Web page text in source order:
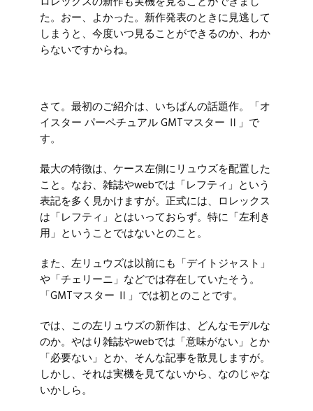
た。おー、よかった。新作発表のときに見逃して
しまうと、今度いつ見ることができるのか、わか
らないですからね。
さて。最初のご紹介は、いちばんの話題作。「オ
イスター パーペチュアル GMTマスター Ⅱ」で
す。
最大の特徴は、ケース左側にリュウズを配置した
こと。なお、雑誌やwebでは「レフティ」という
表記を多く見かけますが。正式には、ロレックス
は「レフティ」とはいっておらず。特に「左利き
用」ということではないとのこと。
また、左リュウズは以前にも「デイトジャスト」
や「チェリーニ」などでは存在していたそう。
「GMTマスター Ⅱ」では初とのことです。
では、この左リュウズの新作は、どんなモデルな
のか。やはり雑誌やwebでは「意味がない」とか
「必要ない」とか、そんな記事を散見しますが。
しかし、それは実機を見てないから、なのじゃな
いかしら。